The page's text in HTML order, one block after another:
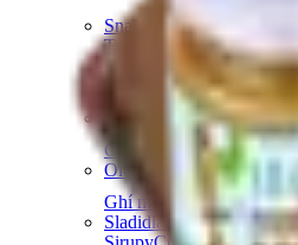
Snacky
Tyčinky
Crackery
Další kategorie
Obiloviny a luštěniny
Čočka
BulgurKuskus
Oleje a másla
Ghí máslo
Kokosové
Sladidla a dochucovadla